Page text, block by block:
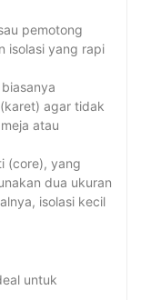
pemotong
isolasi yang rapi
agar tidak
atau
(core), yang
dua ukuran
isolasi kecil
untuk